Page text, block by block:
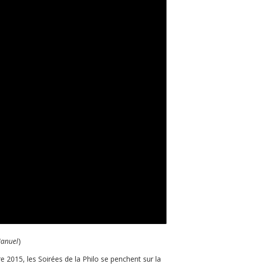
)
les Soirées de la Philo se penchent sur la